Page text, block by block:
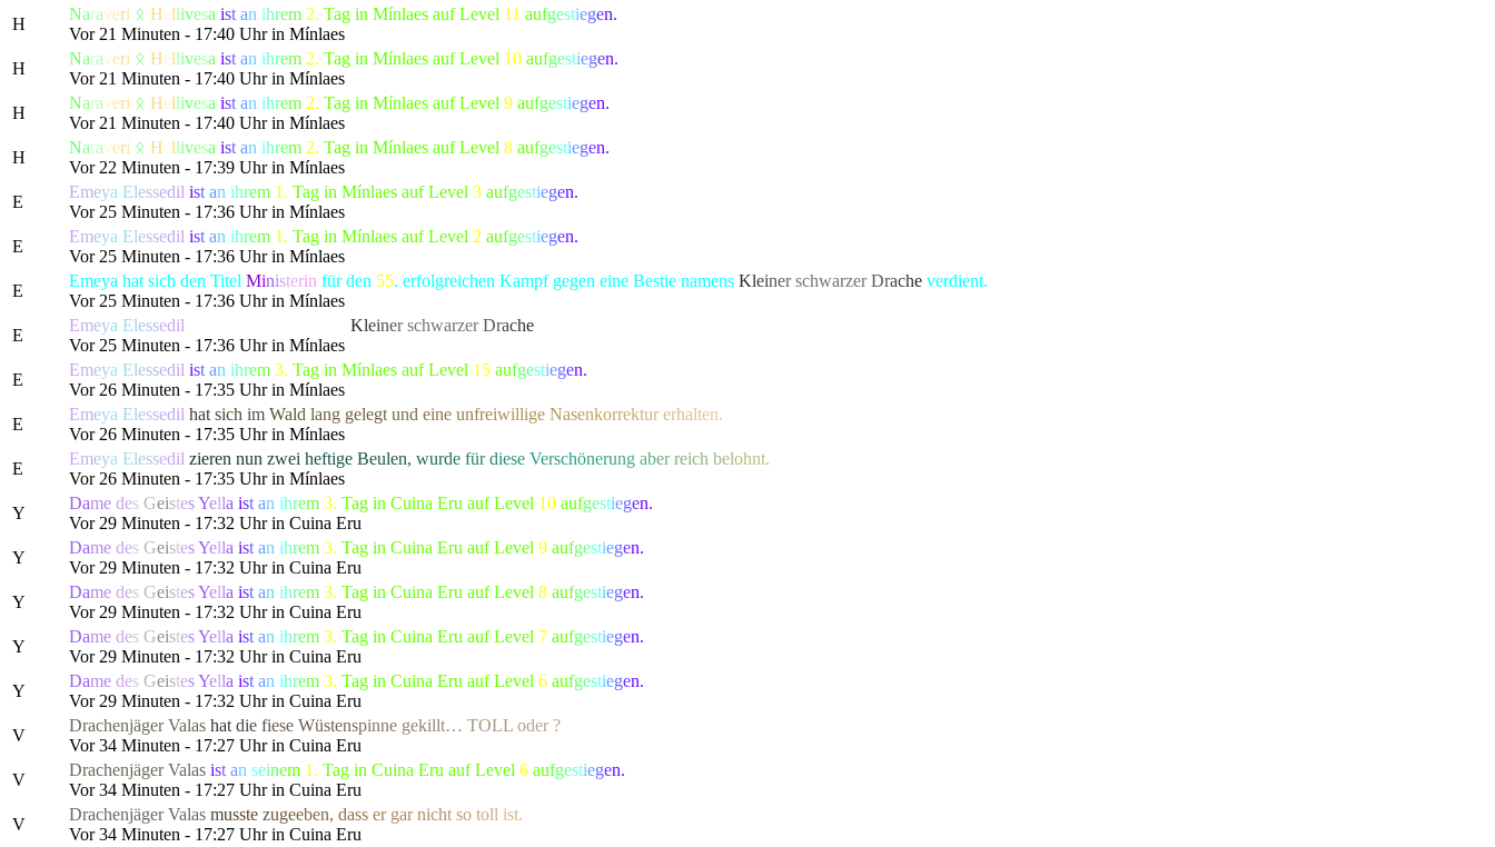
H
Naraveri ᛟ Hellivesa ist an ihrem 2. Tag in Mínlaes auf Level 11 aufgestiegen.
Vor 21 Minuten - 17:40 Uhr in Mínlaes
H
Naraveri ᛟ Hellivesa ist an ihrem 2. Tag in Mínlaes auf Level 10 aufgestiegen.
Vor 21 Minuten - 17:40 Uhr in Mínlaes
H
Naraveri ᛟ Hellivesa ist an ihrem 2. Tag in Mínlaes auf Level 9 aufgestiegen.
Vor 21 Minuten - 17:40 Uhr in Mínlaes
H
Naraveri ᛟ Hellivesa ist an ihrem 2. Tag in Mínlaes auf Level 8 aufgestiegen.
Vor 22 Minuten - 17:39 Uhr in Mínlaes
E
Emeya Elessedil ist an ihrem 1. Tag in Mínlaes auf Level 3 aufgestiegen.
Vor 25 Minuten - 17:36 Uhr in Mínlaes
E
Emeya Elessedil ist an ihrem 1. Tag in Mínlaes auf Level 2 aufgestiegen.
Vor 25 Minuten - 17:36 Uhr in Mínlaes
E
Emeya hat sich den Titel Ministerin für den 55. erfolgreichen Kampf gegen eine Bestie namens Kleinerschwarzer Drache verdient.
Vor 25 Minuten - 17:36 Uhr in Mínlaes
E
Emeya Elessedil Kleinerschwarzer Drache
Vor 25 Minuten - 17:36 Uhr in Mínlaes
E
Emeya Elessedil ist an ihrem 3. Tag in Mínlaes auf Level 15 aufgestiegen.
Vor 26 Minuten - 17:35 Uhr in Mínlaes
E
Emeya Elessedil hat sich im Wald lang gelegt und eine unfreiwillige Nasenkorrektur erhalten.
Vor 26 Minuten - 17:35 Uhr in Mínlaes
E
Emeya Elessedil zieren nun zwei heftige Beulen, wurde für diese Verschönerung aber reich belohnt.
Vor 26 Minuten - 17:35 Uhr in Mínlaes
Y
Dame des GeistesYella ist an ihrem 3. Tag in Cuina Eru auf Level 10 aufgestiegen.
Vor 29 Minuten - 17:32 Uhr in Cuina Eru
Y
Dame des GeistesYella ist an ihrem 3. Tag in Cuina Eru auf Level 9 aufgestiegen.
Vor 29 Minuten - 17:32 Uhr in Cuina Eru
Y
Dame des GeistesYella ist an ihrem 3. Tag in Cuina Eru auf Level 8 aufgestiegen.
Vor 29 Minuten - 17:32 Uhr in Cuina Eru
Y
Dame des GeistesYella ist an ihrem 3. Tag in Cuina Eru auf Level 7 aufgestiegen.
Vor 29 Minuten - 17:32 Uhr in Cuina Eru
Y
Dame des GeistesYella ist an ihrem 3. Tag in Cuina Eru auf Level 6 aufgestiegen.
Vor 29 Minuten - 17:32 Uhr in Cuina Eru
V
Drachenjäger Valas hat die fiese Wüstenspinne gekillt… TOLL oder ?
Vor 34 Minuten - 17:27 Uhr in Cuina Eru
V
Drachenjäger Valas ist an seinem 1. Tag in Cuina Eru auf Level 6 aufgestiegen.
Vor 34 Minuten - 17:27 Uhr in Cuina Eru
V
Drachenjäger Valas musste zugeeben, dass er gar nicht so toll ist.
Vor 34 Minuten - 17:27 Uhr in Cuina Eru